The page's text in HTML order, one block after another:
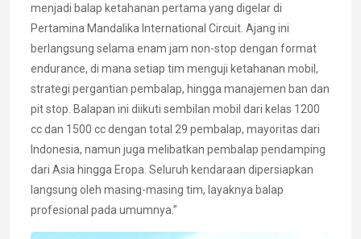
menjadi balap ketahanan pertama yang digelar di
Pertamina Mandalika International Circuit. Ajang ini
berlangsung selama enam jam non-stop dengan format
endurance, di mana setiap tim menguji ketahanan mobil,
strategi pergantian pembalap, hingga manajemen ban dan
pit stop. Balapan ini diikuti sembilan mobil dari kelas 1200
cc dan 1500 cc dengan total 29 pembalap, mayoritas dari
Indonesia, namun juga melibatkan pembalap pendamping
dari Asia hingga Eropa. Seluruh kendaraan dipersiapkan
langsung oleh masing-masing tim, layaknya balap
profesional pada umumnya.”